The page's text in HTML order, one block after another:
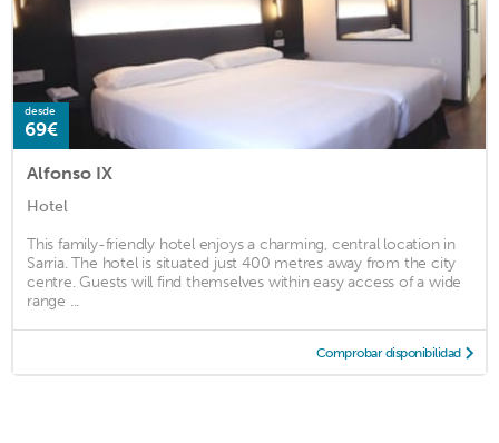
desde
69€
Alfonso IX
Hotel
This family-friendly hotel enjoys a charming, central location in
Sarria. The hotel is situated just 400 metres away from the city
centre. Guests will find themselves within easy access of a wide
range ...
Comprobar disponibilidad